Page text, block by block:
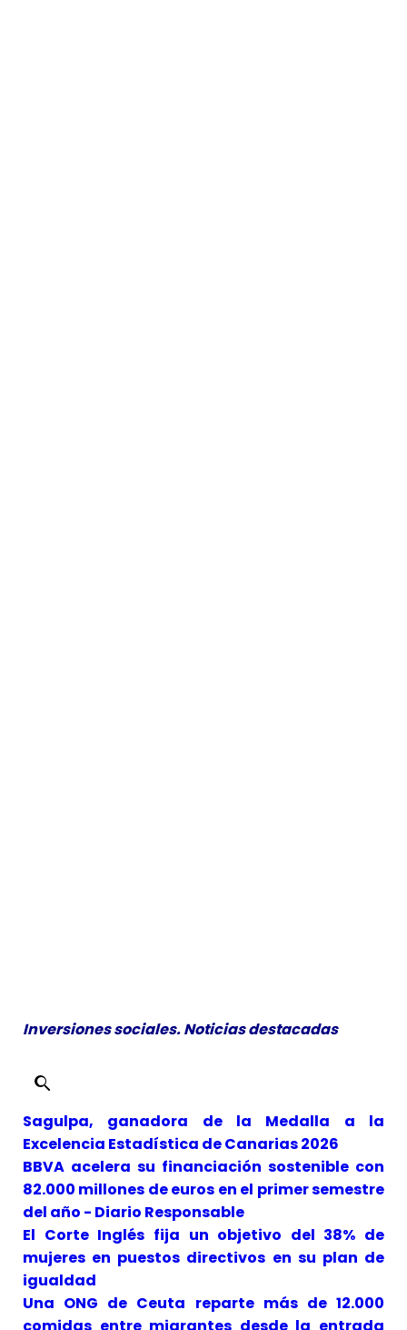
Inversiones sociales. Noticias destacadas
Sagulpa, ganadora de la Medalla a la
Excelencia Estadística de Canarias 2026
BBVA acelera su financiación sostenible con
82.000 millones de euros en el primer semestre
del año - Diario Responsable
El Corte Inglés fija un objetivo del 38% de
mujeres en puestos directivos en su plan de
igualdad
Una ONG de Ceuta reparte más de 12.000